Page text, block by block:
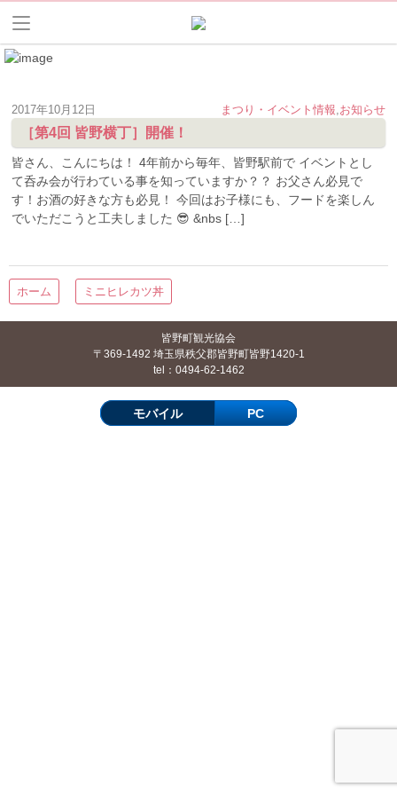
まつり・イベント情報 お知らせ
2017年10月12日
［第4回 皆野横丁］開催！
皆さん、こんにちは！ 4年前から毎年、皆野駅前で イベントとし
て呑み会が行わている事を知っていますか？？ お父さん必見で
す！お酒の好きな方も必見！ 今回はお子様にも、フードを楽しん
でいただこうと工夫しました 😎 &nbs […]
ホーム ミニヒレカツ丼
皆野町観光協会
〒369-1492 埼玉県秩父郡皆野町皆野1420-1
tel：0494-62-1462
モバイル PC